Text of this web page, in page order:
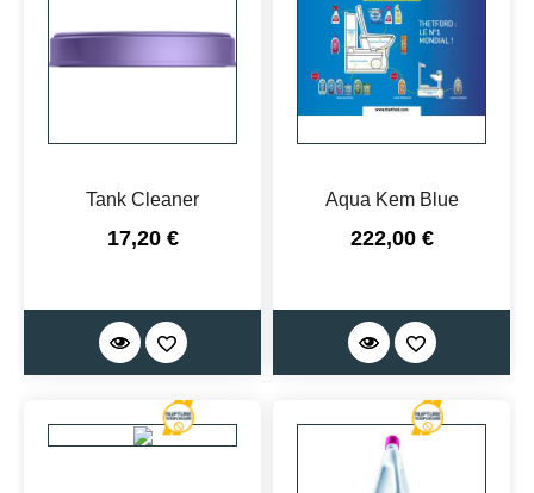
Tank Cleaner
Prix
17,20 €
Aqua Kem Blue
Prix
222,00 €